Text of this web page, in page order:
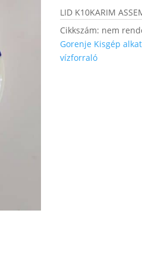
LID K10KARIM
Cikkszám: nem
Gorenje Kisgép
vízforraló